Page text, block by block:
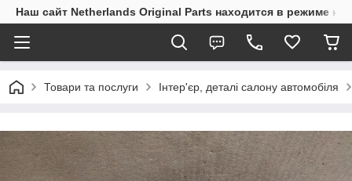
Наш сайт Netherlands Original Parts находится в режиме
Товари та послуги Інтер'єр, деталі салону автомобіля